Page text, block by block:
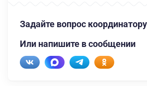
Задайте вопрос
Или напишите в сообщении